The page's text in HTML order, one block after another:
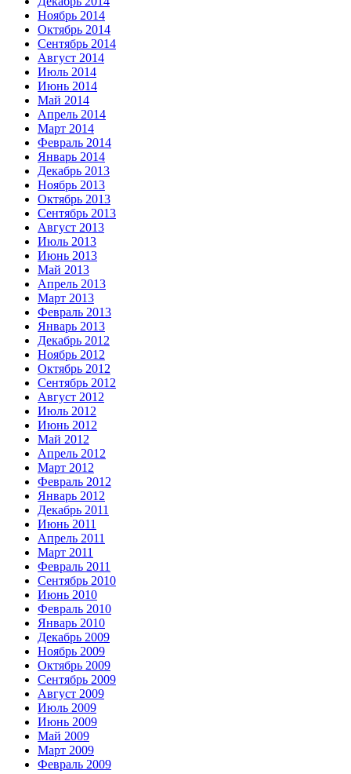
Ноябрь 2014
Октябрь 2014
Сентябрь 2014
Август 2014
Июль 2014
Июнь 2014
Май 2014
Апрель 2014
Март 2014
Февраль 2014
Январь 2014
Декабрь 2013
Ноябрь 2013
Октябрь 2013
Сентябрь 2013
Август 2013
Июль 2013
Июнь 2013
Май 2013
Апрель 2013
Март 2013
Февраль 2013
Январь 2013
Декабрь 2012
Ноябрь 2012
Октябрь 2012
Сентябрь 2012
Август 2012
Июль 2012
Июнь 2012
Май 2012
Апрель 2012
Март 2012
Февраль 2012
Январь 2012
Декабрь 2011
Июнь 2011
Апрель 2011
Март 2011
Февраль 2011
Сентябрь 2010
Июнь 2010
Февраль 2010
Январь 2010
Декабрь 2009
Ноябрь 2009
Октябрь 2009
Сентябрь 2009
Август 2009
Июль 2009
Июнь 2009
Май 2009
Март 2009
Февраль 2009